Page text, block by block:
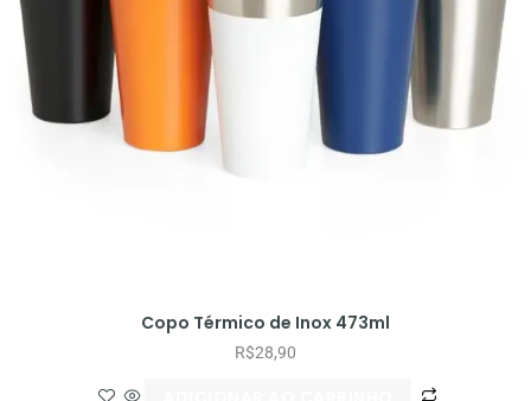
Copo Térmico de Inox 473ml
R$28,90